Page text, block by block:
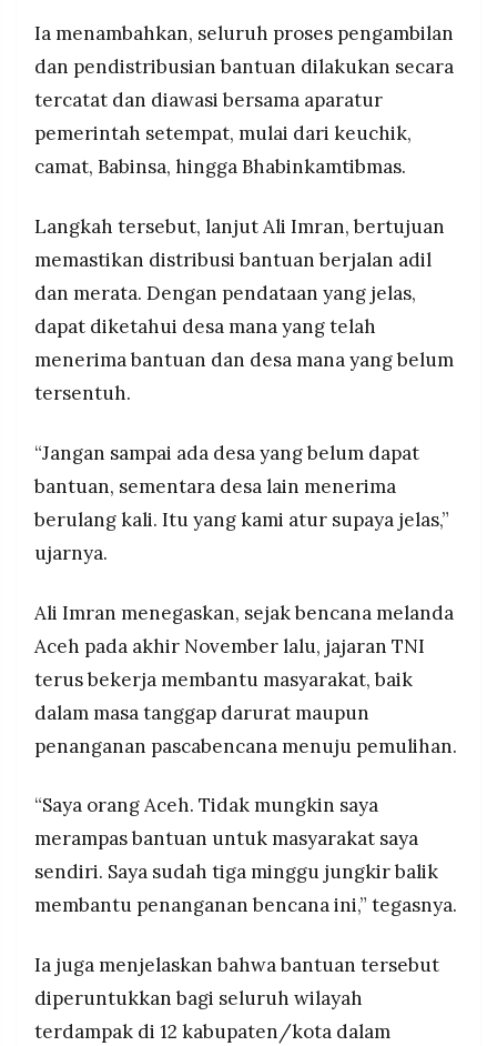
Ia menambahkan, seluruh proses pengambilan
dan pendistribusian bantuan dilakukan secara
tercatat dan diawasi bersama aparatur
pemerintah setempat, mulai dari keuchik,
camat, Babinsa, hingga Bhabinkamtibmas.
Langkah tersebut, lanjut Ali Imran, bertujuan
memastikan distribusi bantuan berjalan adil
dan merata. Dengan pendataan yang jelas,
dapat diketahui desa mana yang telah
menerima bantuan dan desa mana yang belum
tersentuh.
“Jangan sampai ada desa yang belum dapat
bantuan, sementara desa lain menerima
berulang kali. Itu yang kami atur supaya jelas,”
ujarnya.
Ali Imran menegaskan, sejak bencana melanda
Aceh pada akhir November lalu, jajaran TNI
terus bekerja membantu masyarakat, baik
dalam masa tanggap darurat maupun
penanganan pascabencana menuju pemulihan.
“Saya orang Aceh. Tidak mungkin saya
merampas bantuan untuk masyarakat saya
sendiri. Saya sudah tiga minggu jungkir balik
membantu penanganan bencana ini,” tegasnya.
Ia juga menjelaskan bahwa bantuan tersebut
diperuntukkan bagi seluruh wilayah
terdampak di 12 kabupaten/kota dalam